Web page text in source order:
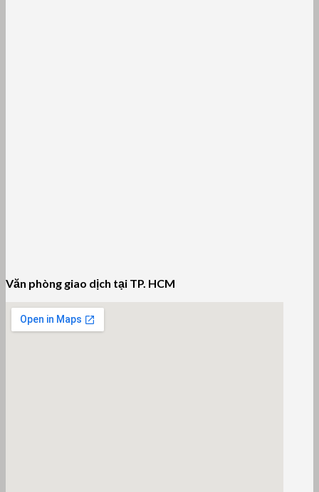
Văn phòng giao dịch tại TP. HCM